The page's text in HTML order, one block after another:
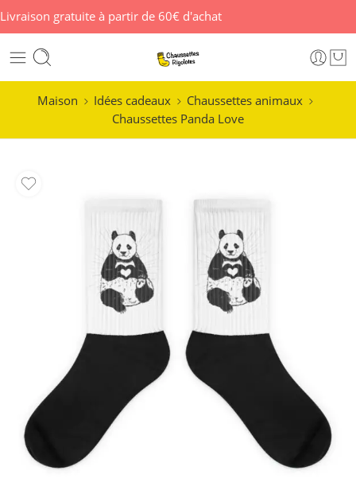
Livraison gratuite à partir de 60€ d'achat
Maison Idées cadeaux
Chaussettes animaux
Chaussettes Panda Love